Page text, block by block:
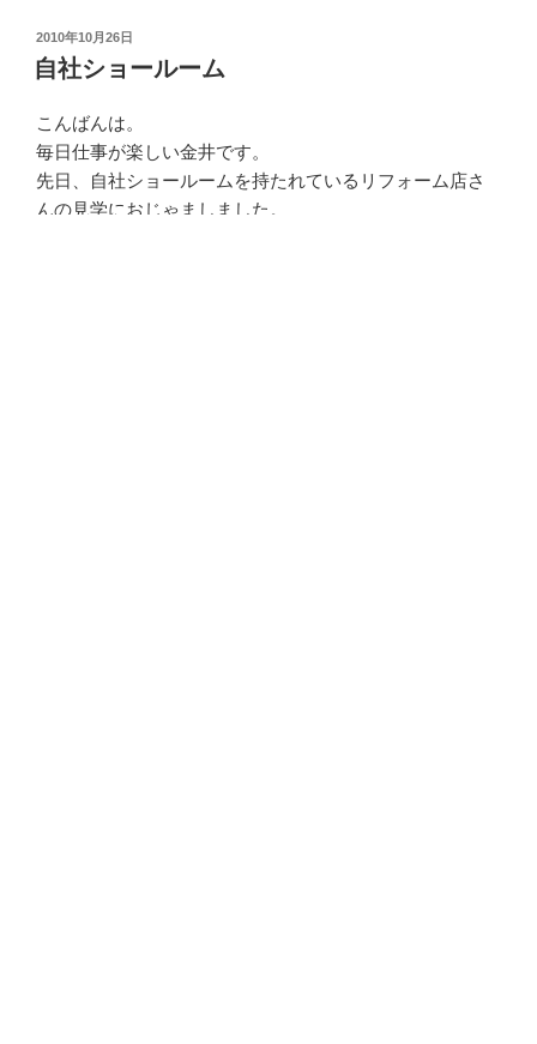
投
稿
日:
2010年10月26日
自社ショールーム
こんばんは。
毎日仕事が楽しい金井です。
先日、自社ショールームを持たれているリフォーム店さ
んの見学におじゃましました。